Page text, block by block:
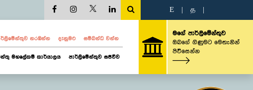
E த
නරඹන්න දැනුමට සම්බන්ධ වන්න
මහලේකම් කාර්යාලය පාර්ලිමේන්තුව සජීවීව
මගේ පාර්ලිමේන්තුව
ඔබගේ ගිණුමට මෙතැනින්
පිවිසෙන්න